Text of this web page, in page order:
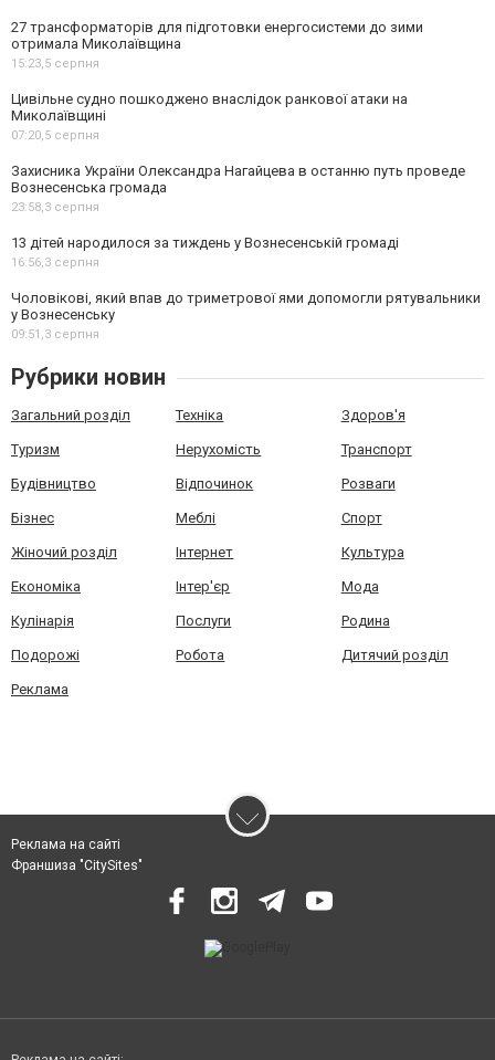
27 трансформаторів для підготовки енергосистеми до зими
отримала Миколаївщина
15:23,5 серпня
Цивільне судно пошкоджено внаслідок ранкової атаки на
Миколаївщині
07:20,5 серпня
Захисника України Олександра Нагайцева в останню путь проведе
Вознесенська громада
23:58,3 серпня
13 дітей народилося за тиждень у Вознесенській громаді
16:56,3 серпня
Чоловікові, який впав до триметрової ями допомогли рятувальники
у Вознесенську
09:51,3 серпня
Рубрики новин
Загальний розділ Техніка Здоров'я
Туризм Нерухомість Транспорт
Будівництво Відпочинок Розваги
Бізнес Меблі Спорт
Жіночий розділ Інтернет Культура
Економіка Інтер'єр Мода
Кулінарія Послуги Родина
Подорожі Робота Дитячий розділ
Реклама
Реклама на сайті
Франшиза "CitySites"